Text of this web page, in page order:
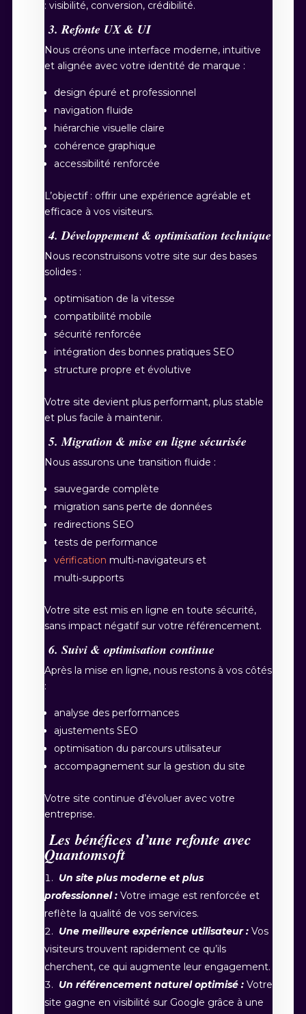
: visibilité, conversion, crédibilité.
3. Refonte UX & UI
Nous créons une interface moderne, intuitive
et alignée avec votre identité de marque :
design épuré et professionnel
navigation fluide
hiérarchie visuelle claire
cohérence graphique
accessibilité renforcée
L’objectif : offrir une expérience agréable et
efficace à vos visiteurs.
4. Développement & optimisation technique
Nous reconstruisons votre site sur des bases
solides :
optimisation de la vitesse
compatibilité mobile
sécurité renforcée
intégration des bonnes pratiques SEO
structure propre et évolutive
Votre site devient plus performant, plus stable
et plus facile à maintenir.
5. Migration & mise en ligne sécurisée
Nous assurons une transition fluide :
sauvegarde complète
migration sans perte de données
redirections SEO
tests de performance
vérification multi‑navigateurs et
multi‑supports
Votre site est mis en ligne en toute sécurité,
sans impact négatif sur votre référencement.
6. Suivi & optimisation continue
Après la mise en ligne, nous restons à vos côtés
:
analyse des performances
ajustements SEO
optimisation du parcours utilisateur
accompagnement sur la gestion du site
Votre site continue d’évoluer avec votre
entreprise.
Les bénéfices d’une refonte avec
Quantomsoft
Un site plus moderne et plus
professionnel :Votre image est renforcée et
reflète la qualité de vos services.
Une meilleure expérience utilisateur : Vos
visiteurs trouvent rapidement ce qu’ils
cherchent, ce qui augmente leur engagement.
Un référencement naturel optimisé : Votre
site gagne en visibilité sur Google grâce à une